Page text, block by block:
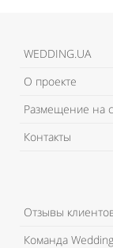
WEDDING.UA
О проекте
Размещение на
Контакты
Отзывы
Команда